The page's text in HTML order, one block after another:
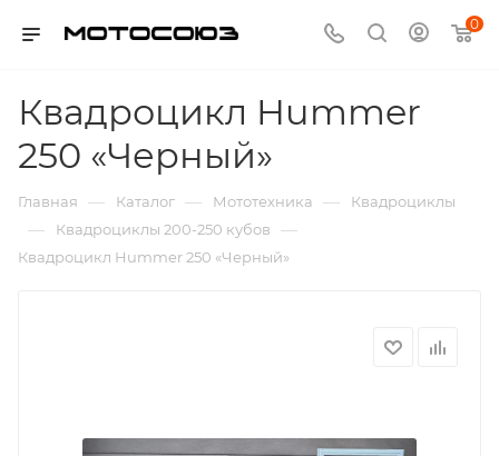
0
Квадроцикл Hummer
250 «Черный»
Главная — Каталог — Мототехника — Квадроциклы
— Квадроциклы 200-250 кубов —
Квадроцикл Hummer 250 «Черный»